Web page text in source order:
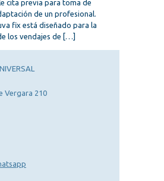
cita previa para toma de
de un profesional.
fix está diseñado para la
los vendajes de […]
Vergara 210